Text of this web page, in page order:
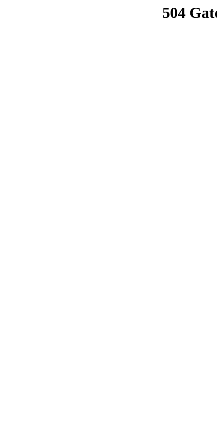
504